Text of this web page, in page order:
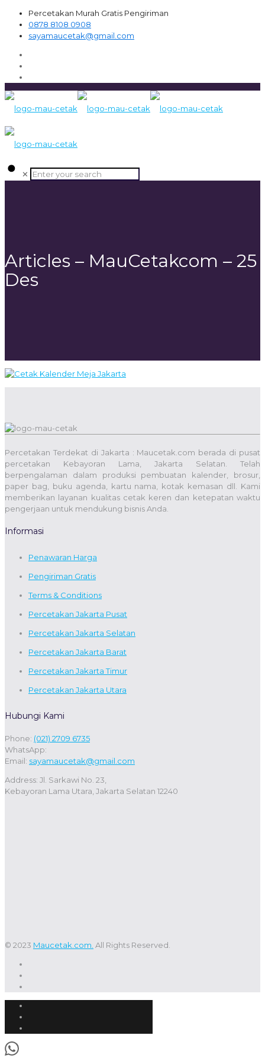
Percetakan Murah Gratis Pengiriman
0878 8108 0908
sayamaucetak@gmail.com
✕
Articles – MauCetakcom – 25
Des
Percetakan Terdekat di Jakarta : Maucetak.com berada di pusat
percetakan Kebayoran Lama, Jakarta Selatan. Telah
berpengalaman dalam produksi pembuatan kalender, brosur,
paper bag, buku agenda, kartu nama, kotak kemasan dll. Kami
memberikan layanan kualitas cetak keren dan ketepatan waktu
pengerjaan untuk mendukung bisnis Anda.
Informasi
Penawaran Harga
Pengiriman Gratis
Terms & Conditions
Percetakan Jakarta Pusat
Percetakan Jakarta Selatan
Percetakan Jakarta Barat
Percetakan Jakarta Timur
Percetakan Jakarta Utara
Hubungi Kami
Phone: (021) 2709 6735
WhatsApp:
Email: sayamaucetak@gmail.com
Address: Jl. Sarkawi No. 23,
Kebayoran Lama Utara, Jakarta Selatan 12240
© 2023 Maucetak.com. All Rights Reserved.